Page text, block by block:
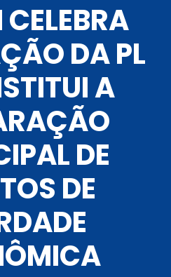
DA PL
A
DE
DE